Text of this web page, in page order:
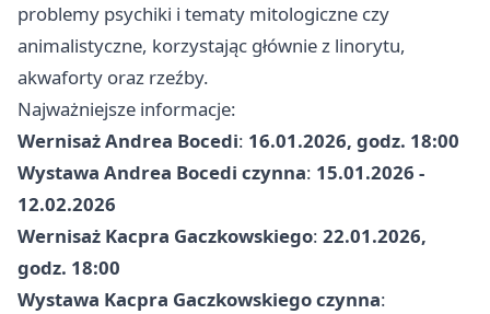
problemy psychiki i tematy mitologiczne czy
animalistyczne, korzystając głównie z linorytu,
akwaforty oraz rzeźby.
Najważniejsze informacje:
Wernisaż Andrea Bocedi: 16.01.2026, godz. 18:00
Wystawa Andrea Bocedi czynna: 15.01.2026 -
12.02.2026
Wernisaż Kacpra Gaczkowskiego: 22.01.2026,
godz. 18:00
Wystawa Kacpra Gaczkowskiego czynna: